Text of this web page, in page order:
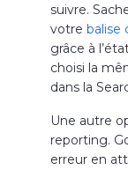
suivre.
votre balise
grâce à
choisi la
dans la
Une autre
reporting.
erreur en